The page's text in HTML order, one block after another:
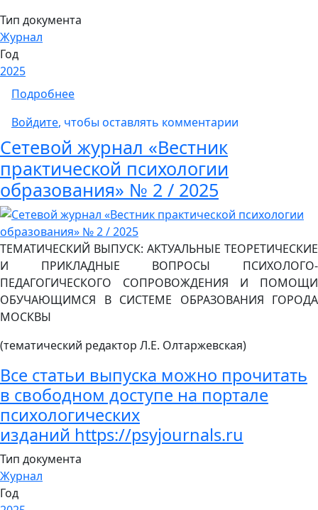
Тип документа
Журнал
Год
2025
Подробнеео Сетевой журнал «Вестник
Войдите, чтобы оставлять комментарии
Сетевой журнал «Вестник
практической психологии
образования» № 2 / 2025
ТЕМАТИЧЕСКИЙ ВЫПУСК: АКТУАЛЬНЫЕ ТЕОРЕТИЧЕСКИЕ
И ПРИКЛАДНЫЕ ВОПРОСЫ ПСИХОЛОГО-
ПЕДАГОГИЧЕСКОГО СОПРОВОЖДЕНИЯ И ПОМОЩИ
ОБУЧАЮЩИМСЯ В СИСТЕМЕ ОБРАЗОВАНИЯ ГОРОДА
МОСКВЫ
(тематический редактор Л.Е. Олтаржевская)
Все статьи выпуска можно прочитать
в свободном доступе на портале
психологических
изданий https://psyjournals.ru
Тип документа
Журнал
Год